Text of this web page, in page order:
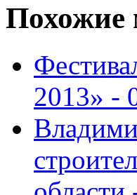
Похожие
2013» -